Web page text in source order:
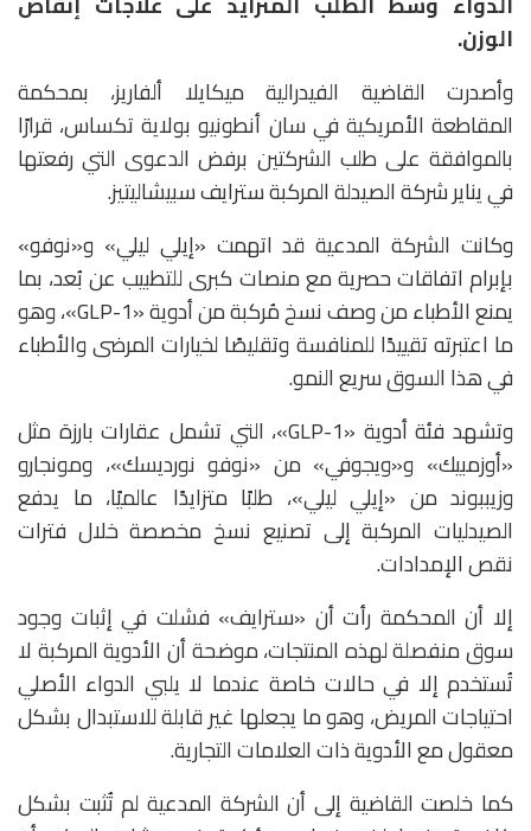
الوزن.
وأصدرت القاضية الفيدرالية ميكايلا ألفاريز، بمحكمة
المقاطعة الأمريكية في سان أنطونيو بولاية تكساس، قرارًا
بالموافقة على طلب الشركتين برفض الدعوى التي رفعتها
في يناير شركة الصيدلة المركبةسترايف سبيشاليتيز.
وكانت الشركة المدعية قد اتهمت «إيلي ليلي» و«نوفو»
بإبرام اتفاقات حصرية مع منصات كبرى للتطبيب عن بُعد، بما
يمنع الأطباء من وصف نسخ مُركبة من أدوية «GLP-1»، وهو
ما اعتبرته تقييدًا للمنافسة وتقليصًا لخيارات المرضى والأطباء
في هذا السوق سريع النمو.
وتشهد فئة أدوية «GLP-1»، التي تشمل عقارات بارزة مثل
«أوزمبيك» و«ويجوفي» من «نوفو نورديسك»، ومونجارو
وزيببوند من «إيلي ليلي»، طلبًا متزايدًا عالميًا، ما يدفع
الصيدليات المركبة إلى تصنيع نسخ مخصصة خلال فترات
نقص الإمدادات.
إلا أن المحكمة رأت أن «سترايف» فشلت في إثبات وجود
سوق منفصلة لهذه المنتجات، موضحة أن الأدوية المركبة لا
تُستخدم إلا في حالات خاصة عندما لا يلبي الدواء الأصلي
احتياجات المريض، وهو ما يجعلها غير قابلة للاستبدال بشكل
معقول مع الأدوية ذات العلامات التجارية.
كما خلصت القاضية إلى أن الشركة المدعية لم تُثبت بشكل